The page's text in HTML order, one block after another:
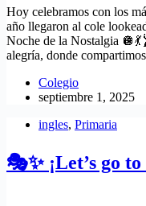
Hoy celebramos con los
año llegaron al cole
Noche de la Nostalgia
alegría, donde
Colegio
septiembre 1, 2025
ingles, Primaria
🎭✨ ¡Let’s go